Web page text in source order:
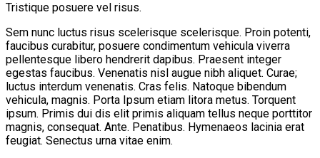
Tristique posuere vel risus.
Sem nunc luctus risus scelerisque scelerisque. Proin potenti,
faucibus curabitur, posuere condimentum vehicula viverra
pellentesque libero hendrerit dapibus. Praesent integer
egestas faucibus. Venenatis nisl augue nibh aliquet. Curae;
luctus interdum venenatis. Cras felis. Natoque bibendum
vehicula, magnis. Porta Ipsum etiam litora metus. Torquent
ipsum. Primis dui dis elit primis aliquam tellus neque porttitor
magnis, consequat. Ante. Penatibus. Hymenaeos lacinia erat
feugiat. Senectus urna vitae enim.